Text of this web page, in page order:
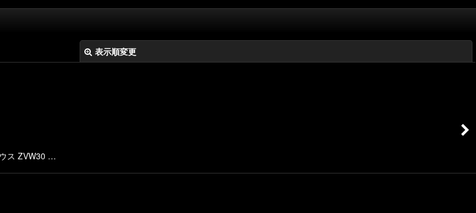
表示順変更
ス ZVW30 …